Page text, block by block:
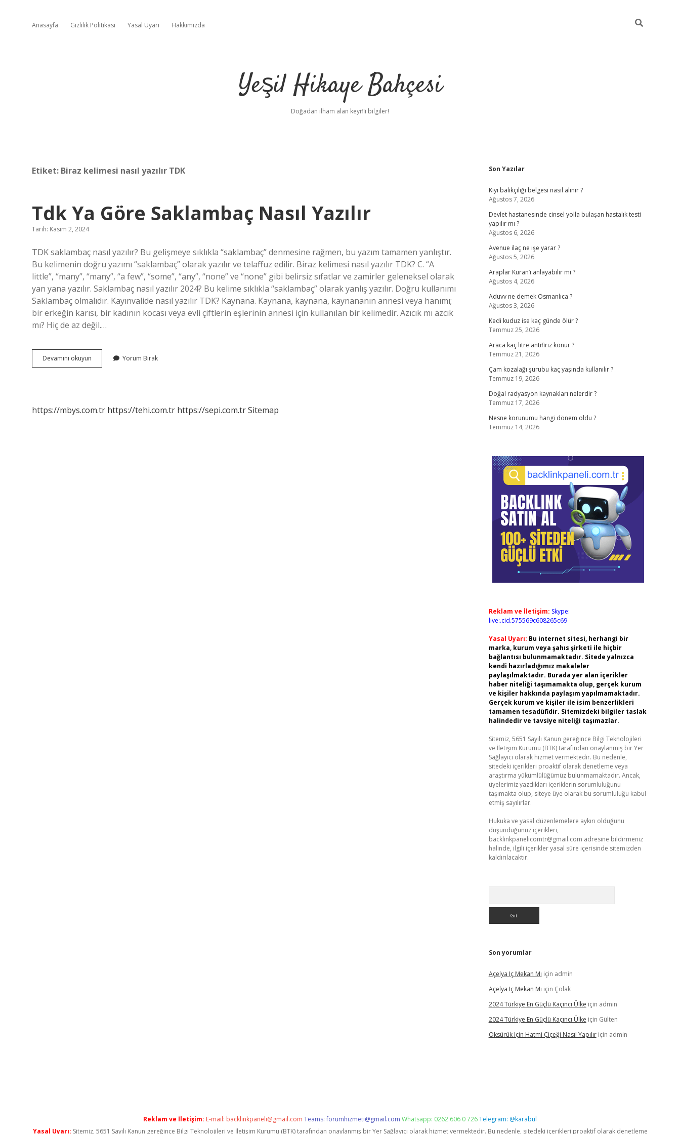
Anasayfa Gizlilik Politikası Yasal Uyarı Hakkımızda
Yeşil Hikaye Bahçesi
Doğadan ilham alan keyifli bilgiler!
Etiket: Biraz kelimesi nasıl yazılır TDK
Tdk Ya Göre Saklambaç Nasıl Yazılır
Tarih: Kasım 2, 2024
TDK saklambaç nasıl yazılır? Bu gelişmeye sıklıkla “saklambaç” denmesine rağmen, bu yazım tamamen yanlıştır.
Bu kelimenin doğru yazımı “saklambaç” olarak yazılır ve telaffuz edilir. Biraz kelimesi nasıl yazılır TDK? C. “A
little”, “many”, “many”, “a few”, “some”, “any”, “none” ve “none” gibi belirsiz sıfatlar ve zamirler geleneksel olarak
yan yana yazılır. Saklambaç nasıl yazılır 2024? Bu kelime sıklıkla “saklambaç” olarak yanlış yazılır. Doğru kullanımı
Saklambaç olmalıdır. Kayınvalide nasıl yazılır TDK? Kaynana. Kaynana, kaynana, kaynananın annesi veya hanımı;
bir erkeğin karısı, bir kadının kocası veya evli çiftlerin eşlerinin annesi için kullanılan bir kelimedir. Azıcık mı azcık
mı? Hiç de az değil.…
Devamını okuyun
Ya
Yorum Bırak
https://mbys.com.tr https://tehi.com.tr https://sepi.com.trSitemap
Sidebar
Son Yazılar
Kıyı balıkçılığı belgesi nasıl alınır ?
Ağustos 7, 2026
Devlet hastanesinde cinsel yolla bulaşan hastalık testi
yapılır mı ?
Ağustos 6, 2026
Avenue ilaç ne işe yarar ?
Ağustos 5, 2026
Araplar Kuran’ı anlayabilir mi ?
Ağustos 4, 2026
Aduvv ne demek Osmanlıca ?
Ağustos 3, 2026
Kedi kuduz ise kaç günde ölür ?
Temmuz 25, 2026
Araca kaç litre antifiriz konur ?
Temmuz 21, 2026
Çam kozalağı şurubu kaç yaşında kullanılır ?
Temmuz 19, 2026
Doğal radyasyon kaynakları nelerdir ?
Temmuz 17, 2026
Nesne korunumu hangi dönem oldu ?
Temmuz 14, 2026
Reklam ve İletişim: Skype:
live:.cid.575569c608265c69
Yasal Uyarı: Bu internet sitesi, herhangi bir
marka, kurum veya şahıs şirketi ile hiçbir
bağlantısı bulunmamaktadır. Sitede yalnızca
kendi hazırladığımız makaleler
paylaşılmaktadır. Burada yer alan içerikler
haber niteliği taşımamakta olup, gerçek kurum
ve kişiler hakkında paylaşım yapılmamaktadır.
Gerçek kurum ve kişiler ile isim benzerlikleri
tamamen tesadüfidir. Sitemizdeki bilgiler taslak
halindedir ve tavsiye niteliği taşımazlar.
Sitemiz, 5651 Sayılı Kanun gereğince Bilgi Teknolojileri
ve İletişim Kurumu (BTK) tarafından onaylanmış bir Yer
Sağlayıcı olarak hizmet vermektedir. Bu nedenle,
sitedeki içerikleri proaktif olarak denetleme veya
araştırma yükümlülüğümüz bulunmamaktadır. Ancak,
üyelerimiz yazdıkları içeriklerin sorumluluğunu
taşımakta olup, siteye üye olarak bu sorumluluğu kabul
etmiş sayılırlar.
Hukuka ve yasal düzenlemelere aykırı olduğunu
düşündüğünüz içerikleri,
backlinkpanelicomtr@gmail.com adresine bildirmeniz
halinde, ilgili içerikler yasal süre içerisinde sitemizden
kaldırılacaktır.
Son yorumlar
Açelya Iç Mekan Mı için admin
Açelya Iç Mekan Mı için Çolak
2024 Türkiye En Güçlü Kaçıncı Ülke için admin
2024 Türkiye En Güçlü Kaçıncı Ülke için Gülten
Öksürük Için Hatmi Çiçeği Nasıl Yapılıriçin admin
Reklam ve İletişim: E-mail: backlinkpaneli@gmail.com Teams:forumhizmeti@gmail.com Whatsapp: 0262 606 0 726Telegram: @karabul
Yasal Uyarı: Sitemiz, 5651 Sayılı Kanun gereğince Bilgi Teknolojileri ve İletişim Kurumu (BTK) tarafından onaylanmış bir Yer Sağlayıcı olarak hizmet vermektedir. Bu nedenle, sitedeki içerikleri proaktif olarak denetleme